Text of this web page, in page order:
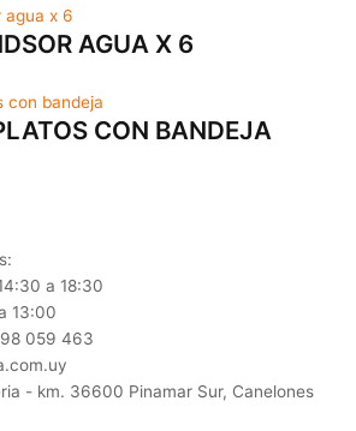
AGUA X 6
CON BANDEJA
a 18:30
13:00
059 463
- km. 36600 Pinamar Sur, Canelones